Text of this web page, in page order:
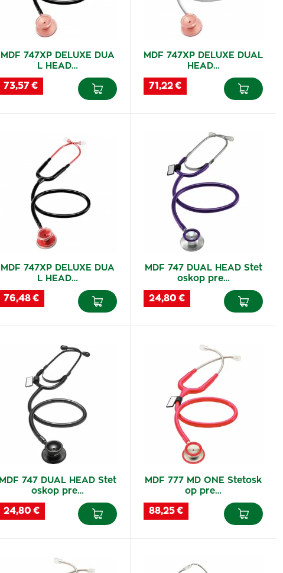
MDF 747XP DELUXE DUA
L HEAD…
73,57 €
MDF 747XP DELUXE DUAL
HEAD…
71,22 €
MDF 747XP DELUXE DUA
L HEAD…
76,48 €
MDF 747 DUAL HEAD Stet
oskop pre…
24,80 €
MDF 747 DUAL HEAD Stet
oskop pre…
24,80 €
MDF 777 MD ONE Stetosk
op pre…
88,25 €